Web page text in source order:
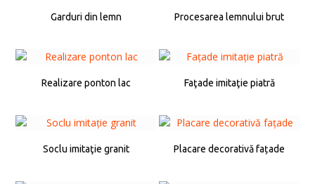
Garduri din lemn Procesarea lemnului brut
Realizare ponton lac Faţade imitaţie piatră
Soclu imitaţie granit Placare decorativă fațade